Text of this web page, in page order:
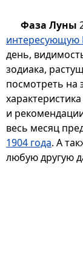
Фаза Луны
интересующую
день,
зодиака,
посмотреть на
и
весь месяц
1904 года. А
любую другую